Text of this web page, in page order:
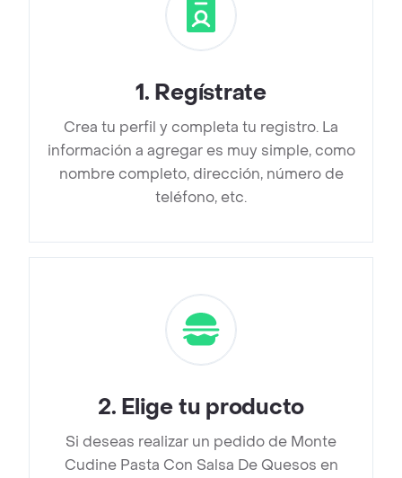
1. Regístrate
Crea tu perfil y completa tu registro. La
información a agregar es muy simple, como
nombre completo, dirección, número de
teléfono, etc.
2. Elige tu producto
Si deseas realizar un pedido de Monte
Cudine Pasta Con Salsa De Quesos en